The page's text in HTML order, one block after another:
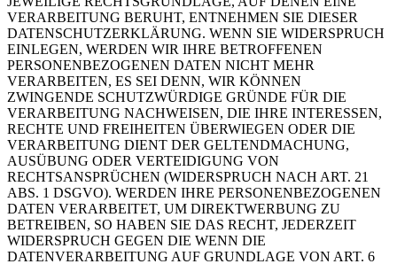
VERARBEITUNG BERUHT, ENTNEHMEN SIE DIESER
DATENSCHUTZERKLÄRUNG. WENN SIE WIDERSPRUCH
EINLEGEN, WERDEN WIR IHRE BETROFFENEN
PERSONENBEZOGENEN DATEN NICHT MEHR
VERARBEITEN, ES SEI DENN, WIR KÖNNEN
ZWINGENDE SCHUTZWÜRDIGE GRÜNDE FÜR DIE
VERARBEITUNG NACHWEISEN, DIE IHRE INTERESSEN,
RECHTE UND FREIHEITEN ÜBERWIEGEN ODER DIE
VERARBEITUNG DIENT DER GELTENDMACHUNG,
AUSÜBUNG ODER VERTEIDIGUNG VON
RECHTSANSPRÜCHEN (WIDERSPRUCH NACH ART. 21
ABS. 1 DSGVO). WERDEN IHRE PERSONENBEZOGENEN
DATEN VERARBEITET, UM DIREKTWERBUNG ZU
BETREIBEN, SO HABEN SIE DAS RECHT, JEDERZEIT
WIDERSPRUCH GEGEN DIE WENN DIE
DATENVERARBEITUNG AUF GRUNDLAGE VON ART. 6